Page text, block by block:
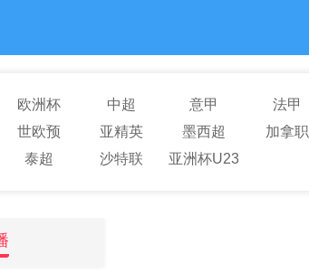
欧洲杯 中超 意甲 法甲
世欧预 亚精英 墨西超 加拿职
泰超 沙特联 亚洲杯U23